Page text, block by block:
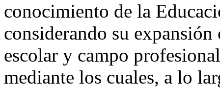
conocimiento de la
considerando su
escolar y campo
mediante los cuales, a lo